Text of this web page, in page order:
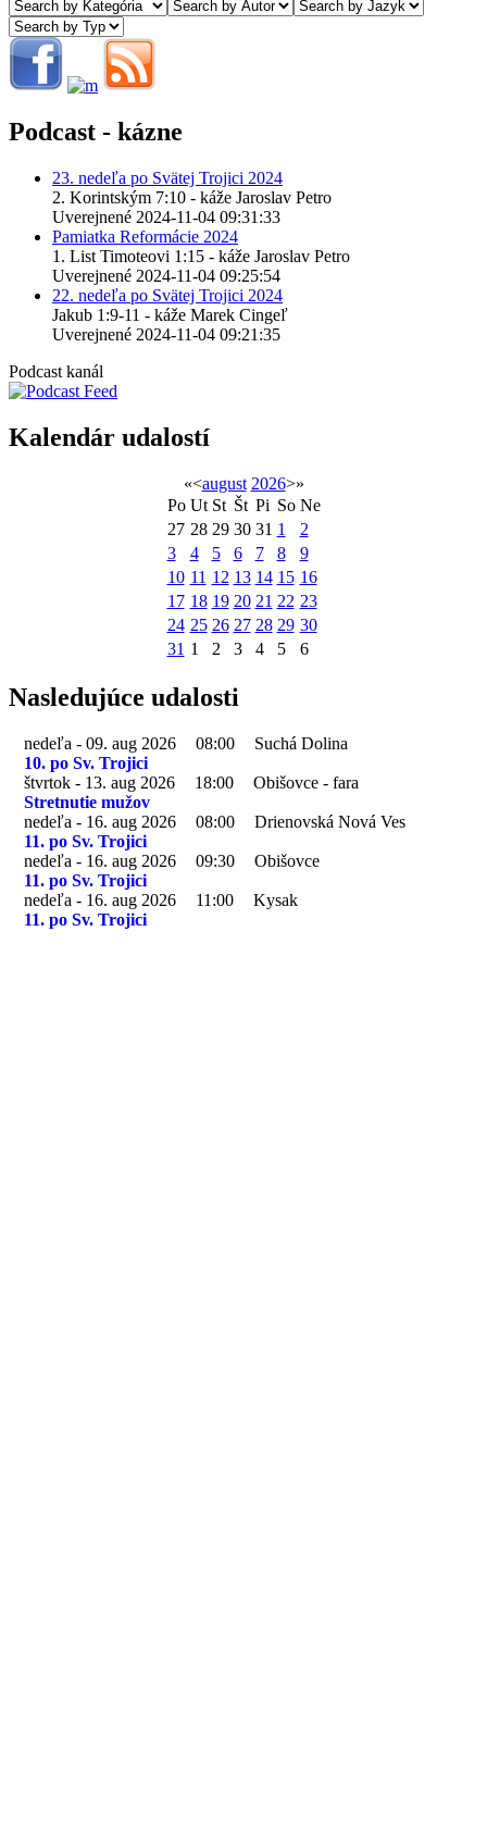
Podcast - kázne
23. nedeľa po Svätej Trojici 2024
2. Korintským 7:10 - káže Jaroslav Petro
Uverejnené 2024-11-04 09:31:33
Pamiatka Reformácie 2024
1. List Timoteovi 1:15 - káže Jaroslav Petro
Uverejnené 2024-11-04 09:25:54
22. nedeľa po Svätej Trojici 2024
Jakub 1:9-11 - káže Marek Cingeľ
Uverejnené 2024-11-04 09:21:35
Podcast kanál
Kalendár udalostí
«<august 2026>»
Po Ut St Št Pi So Ne
27 28 29 30 31 1
2
3
4 5 6 7 8
9
10 11 12 13 14 15 16
17 18 19 20 21 22 23
24 25 26 27 28 29 30
31 1 2 3 4 5 6
Nasledujúce udalosti
nedeľa - 09. aug 2026 08:00
Suchá Dolina
10. po Sv. Trojici
štvrtok - 13. aug 2026
18:00
Obišovce - fara
Stretnutie mužov
nedeľa - 16. aug 2026
08:00
Drienovská Nová Ves
11. po Sv. Trojici
nedeľa - 16. aug 2026
09:30
Obišovce
11. po Sv. Trojici
nedeľa - 16. aug 2026
11:00
Kysak
11. po Sv. Trojici